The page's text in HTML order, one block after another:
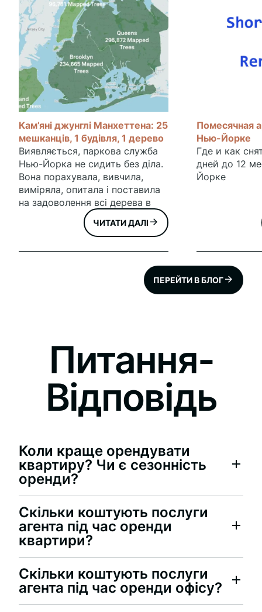
Кам’яні джунглі Манхеттена: 25
мешканців, 1 будівля, 1 дерево
Виявляється, паркова служба
Нью-Йорка не сидить без діла.
Вона порахувала, вивчила,
виміряла, опитала і поставила
на задоволення всі дерева в
місті. Більше того, всі ці дерева
нанесли на спеціальну карту,
сайті. https://tree-
Загальна статистика по місту:
ЧИТАТИ ДАЛІ
Помесячная
Нью-Йорке
Где и как
дней до 12
Йорке
ПЕРЕЙТИ В БЛОГ
Питання-
Відповідь
Коли краще орендувати
квартиру? Чи є сезонність
оренди?
Скільки коштують послуги
агента під час оренди
квартири?
Скільки коштують послуги
агента під час оренди офісу?